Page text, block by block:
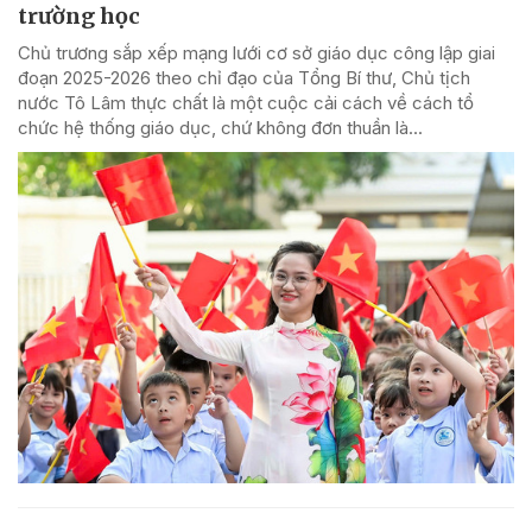
trường học
Chủ trương sắp xếp mạng lưới cơ sở giáo dục công lập giai
đoạn 2025-2026 theo chỉ đạo của Tổng Bí thư, Chủ tịch
nước Tô Lâm thực chất là một cuộc cải cách về cách tổ
chức hệ thống giáo dục, chứ không đơn thuần là...